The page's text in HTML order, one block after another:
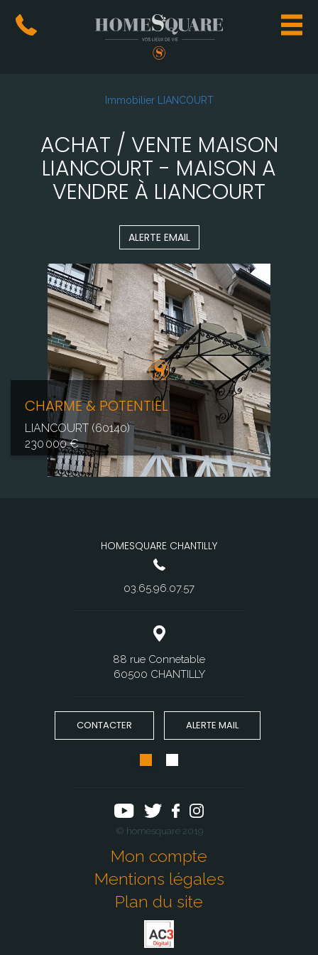
Immobilier LIANCOURT
ACHAT / VENTE MAISON
LIANCOURT - MAISON A
VENDRE À LIANCOURT
ALERTE EMAIL
CHARME & POTENTIEL
LIANCOURT (60140)
230 000 €
HOMESQUARE CHANTILLY
03.65.96.07.57
88 rue Connetable
60500 CHANTILLY
CONTACTER ALERTE MAIL
© homesquare 2019
Mon compte
Mentions légales
Plan du site